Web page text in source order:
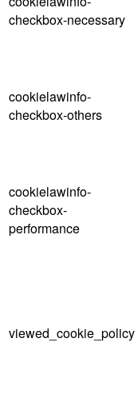
checkbox-necessary
cookielawinfo-
checkbox-others
cookielawinfo-
checkbox-
performance
viewed_cookie_policy